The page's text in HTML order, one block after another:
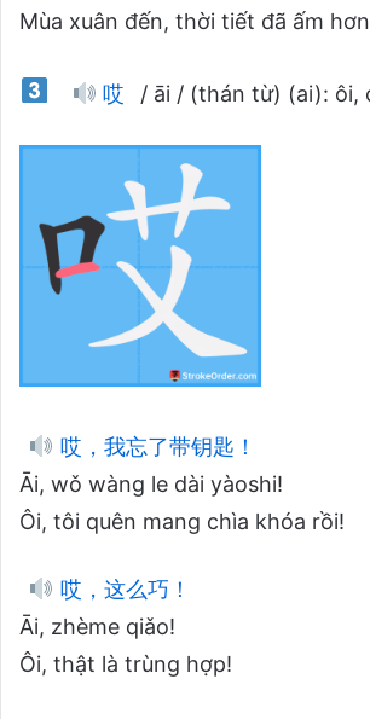
Mùa xuân đến, thời tiết đã ấm
哎 / āi / (thán từ) (ai): ôi,
哎，我忘了带钥匙！
Āi, wǒ wàng le dài yàoshi!
Ôi, tôi quên mang chìa khóa rồi!
哎，这么巧！
Āi, zhème qiǎo!
Ôi, thật là trùng hợp!